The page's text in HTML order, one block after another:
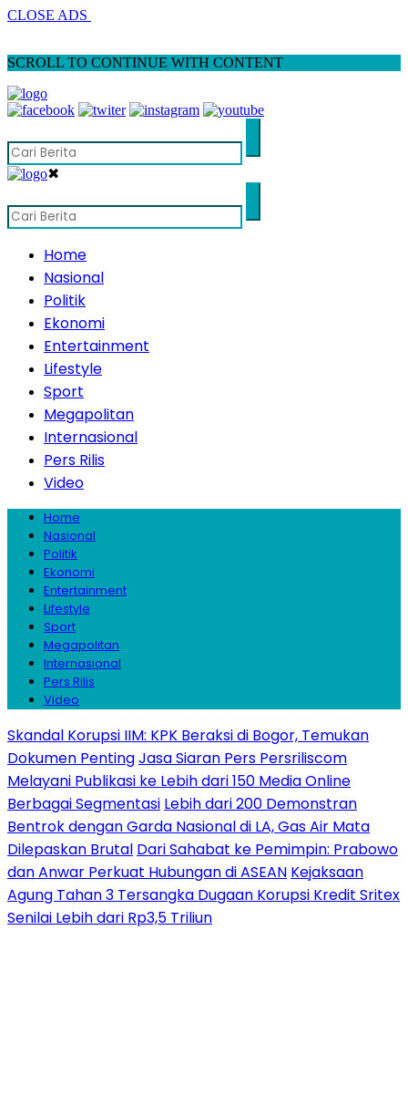
CLOSE ADS
SCROLL TO CONTINUE WITH CONTENT
✖
Home
Nasional
Politik
Ekonomi
Entertainment
Lifestyle
Sport
Megapolitan
Internasional
Pers Rilis
Video
Home
Nasional
Politik
Ekonomi
Entertainment
Lifestyle
Sport
Megapolitan
Internasional
Pers Rilis
Video
Skandal Korupsi IIM: KPK Beraksi di Bogor, Temukan
Dokumen PentingJasa Siaran Pers Persriliscom
Melayani Publikasi ke Lebih dari 150 Media Online
Berbagai Segmentasi Lebih dari 200 Demonstran
Bentrok dengan Garda Nasional di LA, Gas Air Mata
Dilepaskan Brutal Dari Sahabat ke Pemimpin: Prabowo
dan Anwar Perkuat Hubungan di ASEAN Kejaksaan
Agung Tahan 3 Tersangka Dugaan Korupsi Kredit Sritex
Senilai Lebih dari Rp3,5 Triliun